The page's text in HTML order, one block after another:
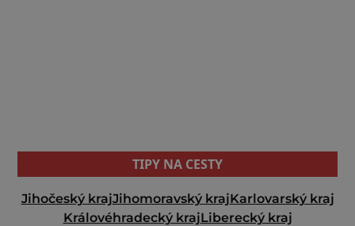
TIPY NA CESTY
Jihočeský krajJihomoravský krajKarlovarský kraj
Královéhradecký krajLiberecký kraj